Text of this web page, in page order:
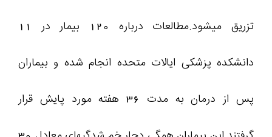
تزریق میشود.مطالعات درباره 120 بیمار در 11
دانشکده پزشکی ایالات متحده انجام شده و بیماران
پس از درمان به مدت 36 هفته مورد پایش قرار